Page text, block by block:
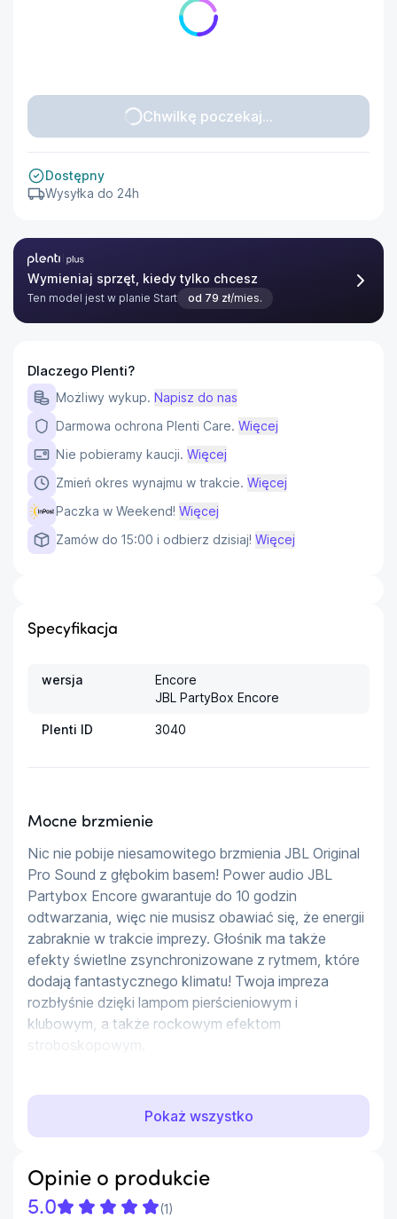
Chwilkę poczekaj...
Dostępny
Wysyłka do 24h
Plenti Plus
Wymieniaj sprzęt, kiedy tylko chcesz
Ten model jest w planie Start od 79 zł/mies.
Dlaczego Plenti?
Możliwy wykup. Napisz do nas
Darmowa ochrona Plenti Care. Więcej
Nie pobieramy kaucji. Więcej
Zmień okres wynajmu w trakcie. Więcej
Paczka w Weekend! Więcej
Zamów do 15:00 i odbierz dzisiaj! Więcej
Specyfikacja
wersja
Encore
JBL PartyBox Encore
Plenti ID 3040
Mocne brzmienie
Nic nie pobije niesamowitego brzmienia JBL Original
Pro Sound z głębokim basem! Power audio JBL
Partybox Encore gwarantuje do 10 godzin
odtwarzania, więc nie musisz obawiać się, że energii
zabraknie w trakcie imprezy. Głośnik ma także
efekty świetlne zsynchronizowane z rytmem, które
dodają fantastycznego klimatu! Twoja impreza
rozbłyśnie dzięki lampom pierścieniowym i
klubowym, a także rockowym efektom
stroboskopowym.
Jeden głośnik JBL Partybox Encore to dla Ciebie za
mało? Możesz połączyć ze sobą dwa głośniki dzięki
jeszcze lepsze efekty dźwiękowe! Możesz
skorzystać także z aplikacji PartyBox, dzięki której
Pokaż wszystko
Opinie o produkcie
5.0
(1)